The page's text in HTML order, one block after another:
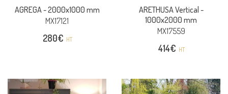
AGREGA -2000x1000 mm
MX17121
280€ HT
ARETHUSA Vertical -
1000x2000 mm
MX17559
414€ HT